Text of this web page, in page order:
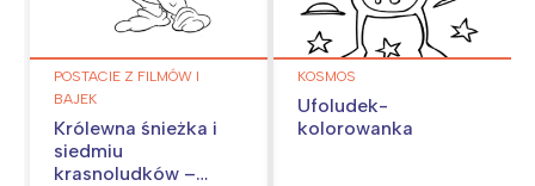
POSTACIE Z FILMÓW I
BAJEK
Królewna śnieżka i
siedmiu
krasnoludków –
KOSMOS
Ufoludek-
kolorowanka